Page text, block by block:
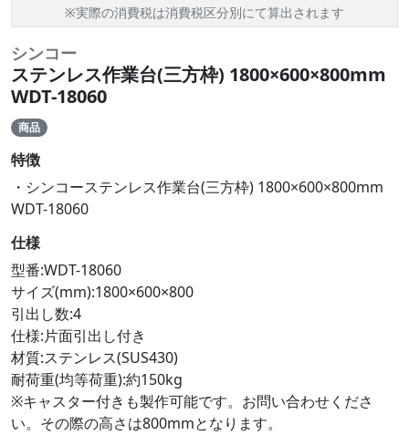
※実際の消費税は消費税区分別にて算出されます
シンコー
ステンレス作業台(三方枠) 1800×600×800mm
WDT-18060
商品
特徴
・シンコーステンレス作業台(三方枠) 1800×600×800mm
WDT-18060
仕様
型番:WDT-18060
サイズ(mm):1800×600×800
引出し数:4
仕様:片面引出し付き
材質:ステンレス(SUS430)
耐荷重(均等荷重):約150kg
※キャスター付きも製作可能です。お問い合わせくださ
い。その際の高さは800mmとなります。